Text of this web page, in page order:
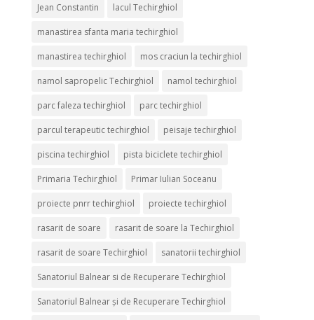
Jean Constantin lacul Techirghiol
manastirea sfanta maria techirghiol
manastirea techirghiol mos craciun la techirghiol
namol sapropelic Techirghiol namol techirghiol
parc faleza techirghiol parc techirghiol
parcul terapeutic techirghiol peisaje techirghiol
piscina techirghiol pista biciclete techirghiol
Primaria Techirghiol Primar Iulian Soceanu
proiecte pnrr techirghiol proiecte techirghiol
rasarit de soare rasarit de soare la Techirghiol
rasarit de soare Techirghiol sanatorii techirghiol
Sanatoriul Balnear si de Recuperare Techirghiol
Sanatoriul Balnear și de Recuperare Techirghiol